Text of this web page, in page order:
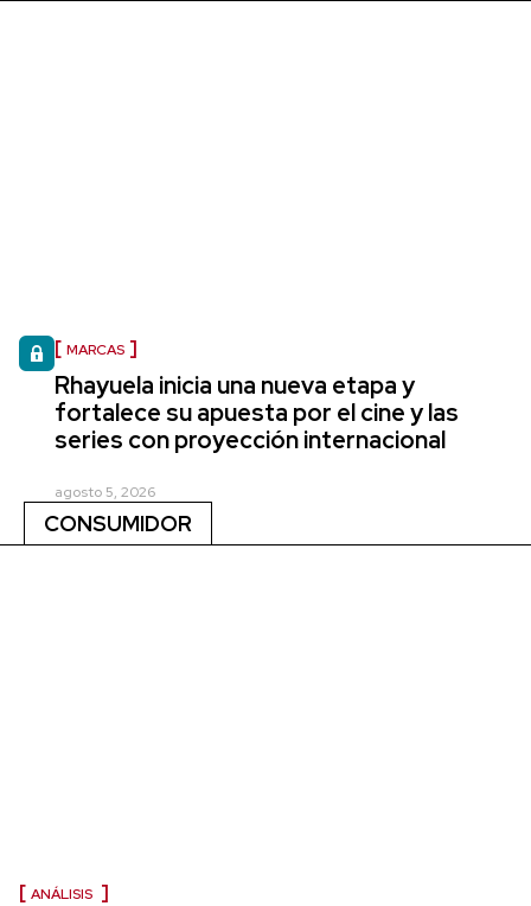
MARCAS
Rhayuela inicia una nueva etapa y
fortalece su apuesta por el cine y las
series con proyección internacional
agosto 5, 2026
CONSUMIDOR
ANÁLISIS